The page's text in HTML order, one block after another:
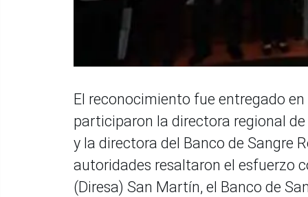
El reconocimiento fue entregado
participaron la directora regional
y la directora del Banco de Sangre
autoridades resaltaron el esfuerzo
(Diresa) San Martín, el Banco de